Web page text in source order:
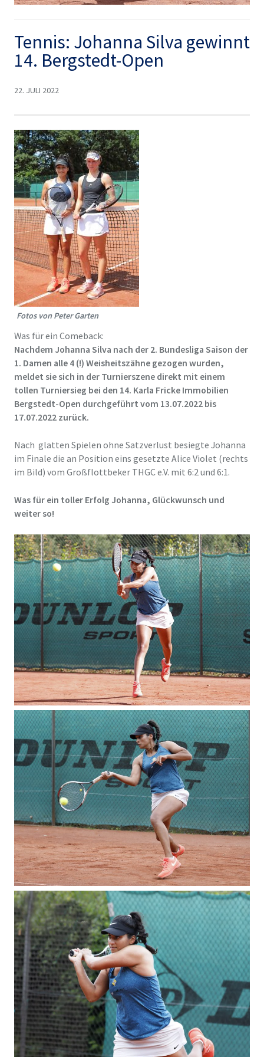
Tennis: Johanna Silva gewinnt
14. Bergstedt-Open
22. JULI 2022
Fotos von Peter Garten
Was für ein Comeback:
Nachdem Johanna Silva nach der 2. Bundesliga Saison der
1. Damen alle 4 (!) Weisheitszähne gezogen wurden,
meldet sie sich in der Turnierszene direkt mit einem
tollen Turniersieg bei den 14. Karla Fricke Immobilien
Bergstedt-Open durchgeführt vom 13.07.2022 bis
17.07.2022 zurück.
Nach glatten Spielen ohne Satzverlust besiegte Johanna
im Finale die an Position eins gesetzte Alice Violet (rechts
im Bild) vom Großflottbeker THGC e.V. mit 6:2 und 6:1.
Was für ein toller Erfolg Johanna, Glückwunsch und
weiter so!